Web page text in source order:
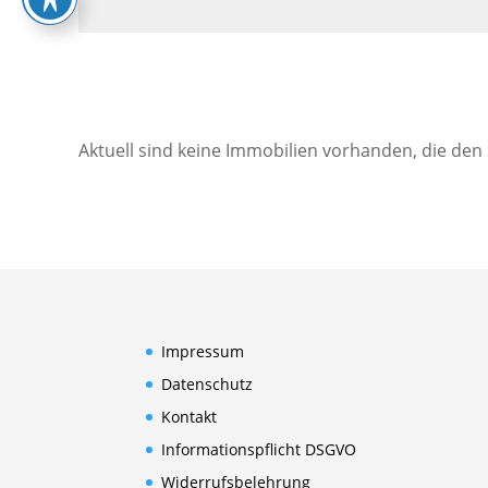
Aktuell sind keine Immobilien vorhanden, die
Impressum
Datenschutz
Kontakt
Informationspflicht DSGVO
Widerrufsbelehrung